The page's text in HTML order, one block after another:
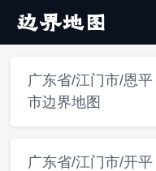
边界地图
广东省/江门市/恩平
市边界地图
广东省/江门市/开平